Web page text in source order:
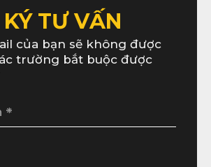
TƯ VẤN
của bạn sẽ không được
trường bắt buộc được